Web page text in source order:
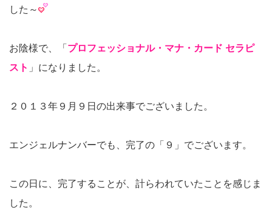
した～
お陰様で、「 プロフェッショナル・マナ・カード セラピ
スト 」になりました。
２０１３年９月９日の出来事でございました。
エンジェルナンバーでも、完了の「９」でございます。
この日に、完了することが、計らわれていたことを感じま
した。